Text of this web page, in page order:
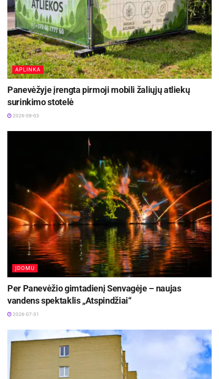
APLINKA
Panevėžyje įrengta pirmoji mobili žaliųjų atliekų
surinkimo stotelė
2026-08-03
ĮDOMU
Per Panevėžio gimtadienį Senvagėje – naujas
vandens spektaklis „Atspindžiai“
2026-07-31